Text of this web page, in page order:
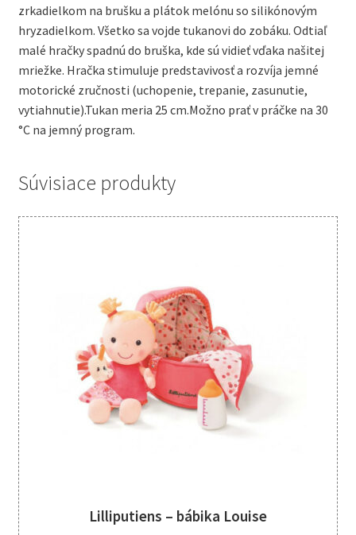
zrkadielkom na brušku a plátok melónu so silikónovým
hryzadielkom. Všetko sa vojde tukanovi do zobáku. Odtiaľ
malé hračky spadnú do bruška, kde sú vidieť vďaka našitej
mriežke. Hračka stimuluje predstavivosť a rozvíja jemné
motorické zručnosti (uchopenie, trepanie, zasunutie,
vytiahnutie).Tukan meria 25 cm.Možno prať v práčke na 30
°C na jemný program.
Súvisiace produkty
Lilliputiens – bábika Louise